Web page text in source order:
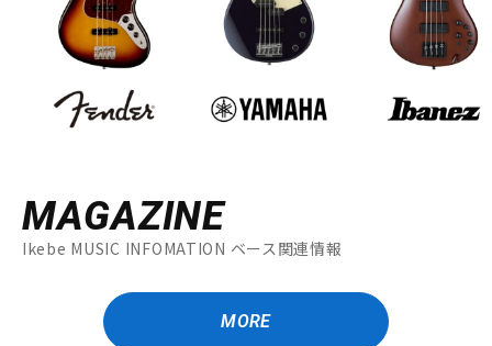
MAGAZINE
Ikebe MUSIC INFOMATION ベース関連情報
MORE